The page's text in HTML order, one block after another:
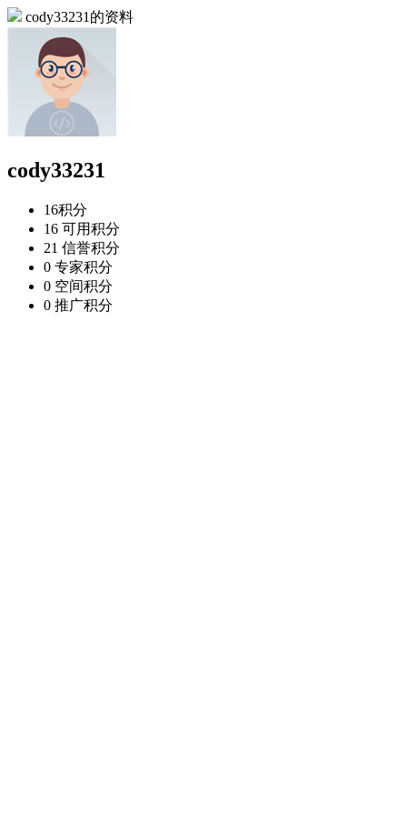
cody33231的资料
cody33231
16积分
16 可用积分
21 信誉积分
0 专家积分
0 空间积分
0 推广积分